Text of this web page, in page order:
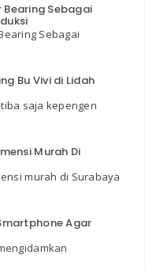
Bearing Sebagai
Sebagai
Bu Vivi di Lidah
saja kepengen
Murah Di
murah di Surabaya
Agar